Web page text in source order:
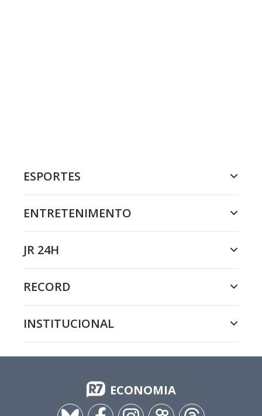
ESPORTES
ENTRETENIMENTO
JR 24H
RECORD
INSTITUCIONAL
ECONOMIA